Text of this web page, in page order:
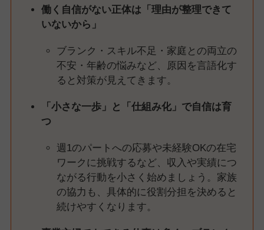
働く自信がない正体は「理由が整理できて
いないから」
ブランク・スキル不足・家庭との両立の
不安・年齢の悩みなど、原因を言語化す
ると対策が見えてきます。
「小さな一歩」と「仕組み化」で自信は育
つ
週1のパートへの応募や未経験OKの在宅
ワークに挑戦するなど、収入や実績につ
ながる行動を小さく始めましょう。家族
の協力も、具体的に役割分担を決めると
続けやすくなります。